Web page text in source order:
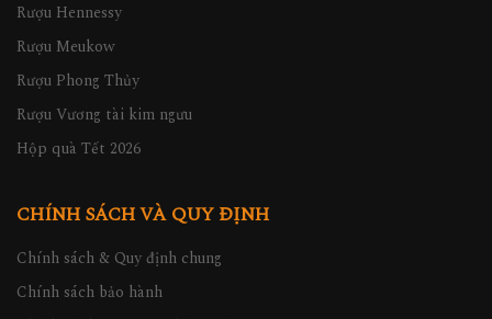
Rượu Hennessy
Rượu Meukow
Rượu Phong Thủy
Rượu Vương tài kim ngưu
Hộp quà Tết 2026
CHÍNH SÁCH VÀ QUY ĐỊNH
Chính sách & Quy định chung
Chính sách bảo hành